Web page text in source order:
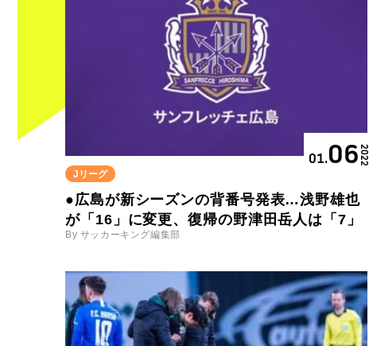
01.062022
Jリーグ
●広島が新シーズンの背番号発表…浅野雄也
が「16」に変更、復帰の野津田岳人は「7」
By サッカーキング編集部